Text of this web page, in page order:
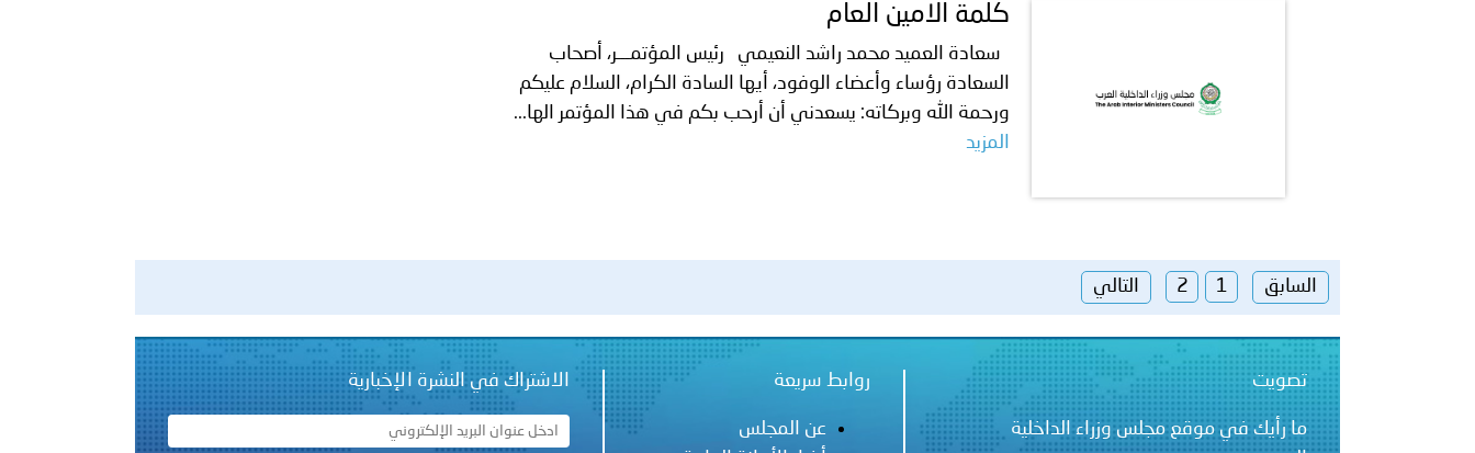
كلمة الامين العام
سعادة العميد محمد راشد النعيمي رئيس المؤتمـــر، أصحاب
السعادة رؤساء وأعضاء الوفود، أيها السادة الكرام، السلام عليكم
ورحمة الله وبركاته: يسعدني أن أرحب بكم في هذا المؤتمر الها...
المزيد
السابق 1
2 التالي
تصويت
ما رأيك في موقع مجلس وزراء الداخلية
روابط سريعة
عن المجلس
الاشتراك في النشرة الإخبارية